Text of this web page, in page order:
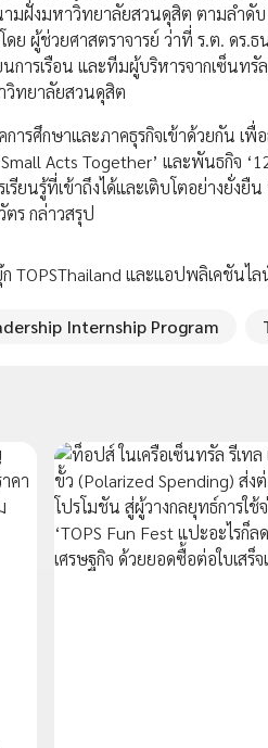
มฝั่งมหาวิทยาลัยสวนดุสิต ตามลำดั
ผู้ช่วยศาสตราจารย์ ว่าที่ ร.ต. ดร.ธ
ารเรือน และทีมผู้บริหารจากเซ็นทรั
วิทยาลัยสวนดุสิต
ารศึกษาและภาคธุรกิจเข้าด้วยกัน เ
Acts Together’ และพันธกิจ
รียนรู้ที่เข้าถึงได้และเติบโตอย่างยั่ง
ร กล่าวสรุป
TOPSThailand และแอปพลิเคชันไล
Internship Program